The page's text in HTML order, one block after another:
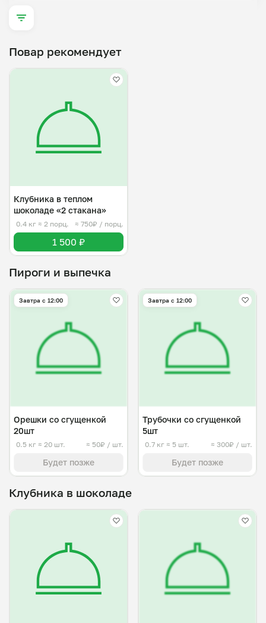
Повар рекомендует
Клубника в теплом
шоколаде «2 стакана»
0.4 кг ≈ 2 порц. ≈ 750₽ / порц.
1 500 ₽
Пироги и выпечка
Завтра c 12:00
Орешки со сгущенкой
20шт
0.5 кг ≈ 20 шт. ≈ 50₽ / шт.
Будет позже
Завтра c 12:00
Трубочки со сгущенкой
5шт
0.7 кг ≈ 5 шт. ≈ 300₽ / шт.
Будет позже
Клубника в шоколаде